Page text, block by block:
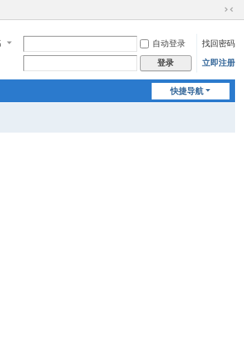
切
到
窄
自动登录
找回密码
登录 立即注册
快捷导航